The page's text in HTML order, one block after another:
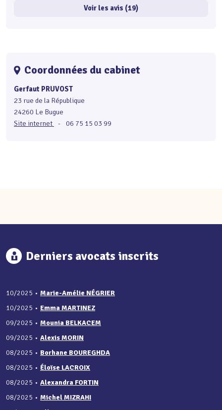
Voir les avis (19)
Coordonnées du cabinet
Gerfaut PRUVOST
23 rue de la République
24260 Le Bugue
Site internet
- 06 75 15 03 99
Derniers avocats inscrits
10/2025 • Marie-Amélie NÉGRIER
10/2025 • Emma MARTINEZ
09/2025 • Mounia BELKACEM
09/2025 • Alexis MORIN
08/2025 • Borhane BOUREGHDA
08/2025 • Éloïse LACROIX
08/2025 • Alexandra FORTIN
08/2025 • Michel MIZRAHI